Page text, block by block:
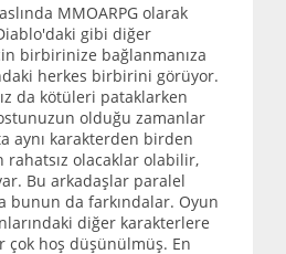
MMOARPG olarak
gibi diğer
birbirinize bağlanmanıza
herkes birbirini görüyor.
da kötüleri pataklarken
olduğu zamanlar
aynı karakterden birden
rahatsız olacaklar olabilir,
Bu arkadaşlar paralel
bunun da farkındalar. Oyun
diğer karakterlere
çok hoş düşünülmüş. En